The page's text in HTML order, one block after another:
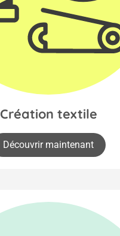
Création textile
Découvrir maintenant